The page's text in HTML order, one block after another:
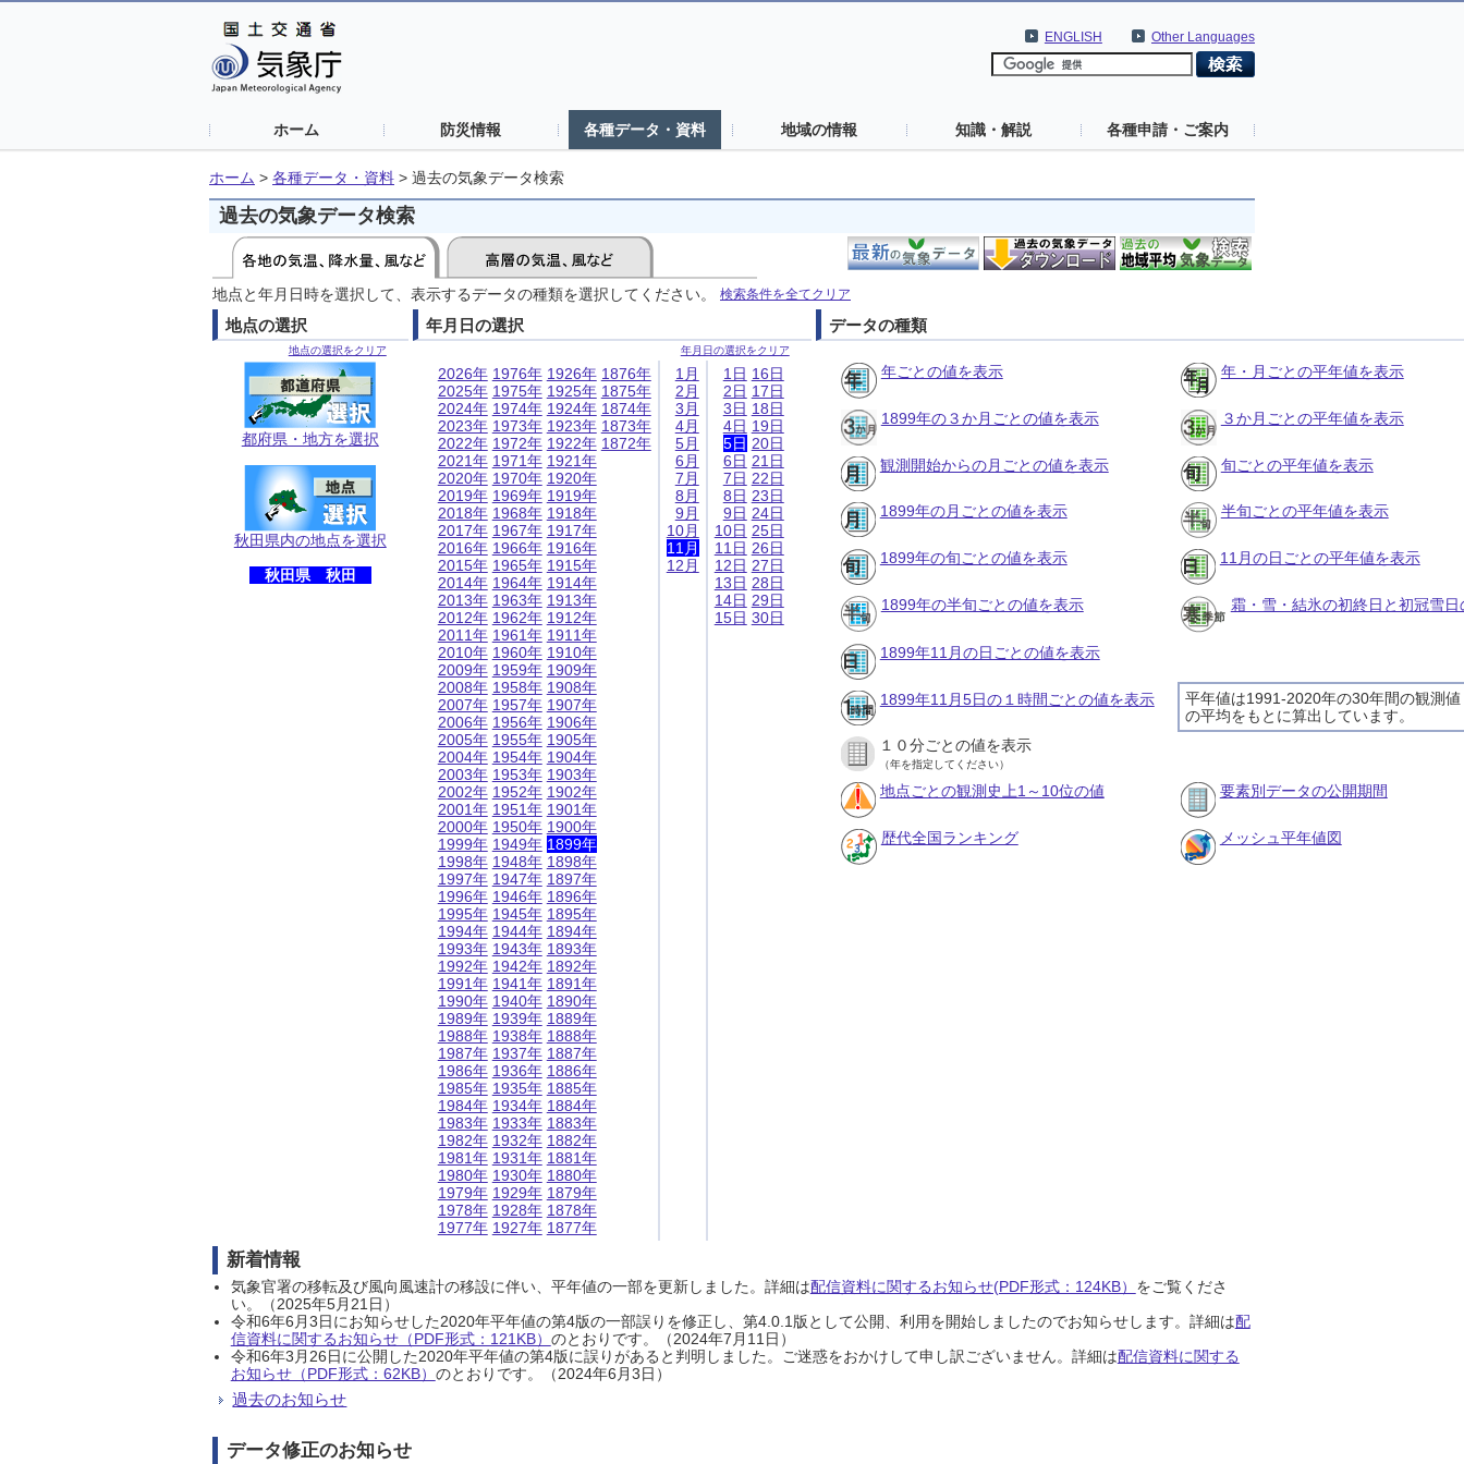
Other Languages
ENGLISH
ホーム 防災情報 各種データ・資料 地域の情報 知識・解説 各種申請・ご案内
ホーム > 各種データ・資料 > 過去の気象データ検索
過去の気象データ検索
地点と年月日時を選択して、表示するデータの種類を選択してください。 検索条件を全てクリア
地点の選択
地点の選択をクリア
都府県・地方を選択
秋田県内の地点を選択
秋田県 秋田
年月日の選択
年月日の選択をクリア
2026年
2025年
2024年
2023年
2022年
2021年
2020年
2019年
2018年
2017年
2016年
2015年
2014年
2013年
2012年
2011年
2010年
2009年
2008年
2007年
2006年
2005年
2004年
2003年
2002年
2001年
2000年
1999年
1998年
1997年
1996年
1995年
1994年
1993年
1992年
1991年
1990年
1989年
1988年
1987年
1986年
1985年
1984年
1983年
1982年
1981年
1980年
1979年
1978年
1977年
1976年
1975年
1974年
1973年
1972年
1971年
1970年
1969年
1968年
1967年
1966年
1965年
1964年
1963年
1962年
1961年
1960年
1959年
1958年
1957年
1956年
1955年
1954年
1953年
1952年
1951年
1950年
1949年
1948年
1947年
1946年
1945年
1944年
1943年
1942年
1941年
1940年
1939年
1938年
1937年
1936年
1935年
1934年
1933年
1932年
1931年
1930年
1929年
1928年
1927年
1926年
1925年
1924年
1923年
1922年
1921年
1920年
1919年
1918年
1917年
1916年
1915年
1914年
1913年
1912年
1911年
1910年
1909年
1908年
1907年
1906年
1905年
1904年
1903年
1902年
1901年
1900年
1899年
1898年
1897年
1896年
1895年
1894年
1893年
1892年
1891年
1890年
1889年
1888年
1887年
1886年
1885年
1884年
1883年
1882年
1881年
1880年
1879年
1878年
1877年
1876年
1875年
1874年
1873年
1872年
1月
2月
3月
4月
5月
6月
7月
8月
9月
10月
11月
12月
1日
2日
3日
4日
5日
6日
7日
8日
9日
10日
11日
12日
13日
14日
15日
16日
17日
18日
19日
20日
21日
22日
23日
24日
25日
26日
27日
28日
29日
30日
データの種類
年ごとの値を表示 年・月ごとの平年値を表示
1899年の３か月ごとの値を表示 ３か月ごとの平年値を表示
観測開始からの月ごとの値を表示 旬ごとの平年値を表示
1899年の月ごとの値を表示 半旬ごとの平年値を表示
1899年の旬ごとの値を表示 11月の日ごとの平年値を表示
1899年の半旬ごとの値を表示 霜・雪・結氷の初終日と初冠雪
1899年11月の日ごとの値を表示
平年値は1991-2020年の30年間の観測値
の平均をもとに算出しています。
1899年11月5日の１時間ごとの値を表示
１０分ごとの値を表示
（年を指定してください）
地点ごとの観測史上1～10位の値 要素別データの公開期間
歴代全国ランキング メッシュ平年値図
新着情報
気象官署の移転及び風向風速計の移設に伴い、平年値の一部を更新しました。詳細は配信資料に関するお知らせ(PDF形式：124KB） をご覧くださ
い。（2025年5月21日）
令和6年6月3日にお知らせした2020年平年値の第4版の一部誤りを修正し、第4.0.1版として公開、利用を開始しましたのでお知らせします。詳細は配
信資料に関するお知らせ（PDF形式：121KB） のとおりです。（2024年7月11日）
令和6年3月26日に公開した2020年平年値の第4版に誤りがあると判明しました。ご迷惑をおかけして申し訳ございません。詳細は配信資料に関する
お知らせ（PDF形式：62KB） のとおりです。（2024年6月3日）
過去のお知らせ
データ修正のお知らせ